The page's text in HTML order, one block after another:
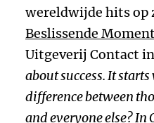
wereldwijde hits op
Beslissende Moment
Uitgeverij Contact
about success. It
difference between
and everyone else? In